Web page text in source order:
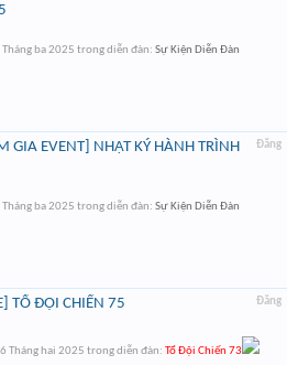
Tháng ba 2025 trong diễn đàn: Sự Kiện Diễn Đàn
Đăng
GIA EVENT] NHẬT KÝ HÀNH TRÌNH
Tháng ba 2025 trong diễn đàn: Sự Kiện Diễn Đàn
Đăng
TỔ ĐỘI CHIẾN 75
Tháng hai 2025 trong diễn đàn: Tổ Đội Chiến 73